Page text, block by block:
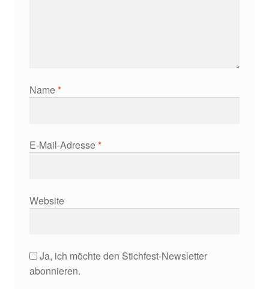
Name*
E-Mail-Adresse*
Website
Ja, ich möchte den Stichfest-Newsletter
abonnieren.